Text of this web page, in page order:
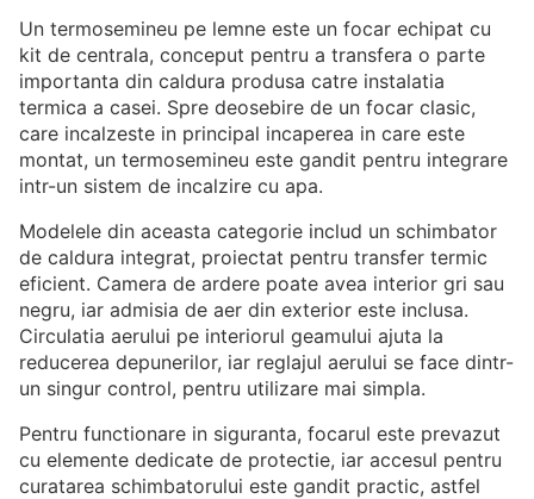
Un termosemineu pe lemne este un focar echipat cu
kit de centrala, conceput pentru a transfera o parte
importanta din caldura produsa catre instalatia
termica a casei. Spre deosebire de un focar clasic,
care incalzeste in principal incaperea in care este
montat, un termosemineu este gandit pentru integrare
intr-un sistem de incalzire cu apa.
Modelele din aceasta categorie includ un schimbator
de caldura integrat, proiectat pentru transfer termic
eficient. Camera de ardere poate avea interior gri sau
negru, iar admisia de aer din exterior este inclusa.
Circulatia aerului pe interiorul geamului ajuta la
reducerea depunerilor, iar reglajul aerului se face dintr-
un singur control, pentru utilizare mai simpla.
Pentru functionare in siguranta, focarul este prevazut
cu elemente dedicate de protectie, iar accesul pentru
curatarea schimbatorului este gandit practic, astfel